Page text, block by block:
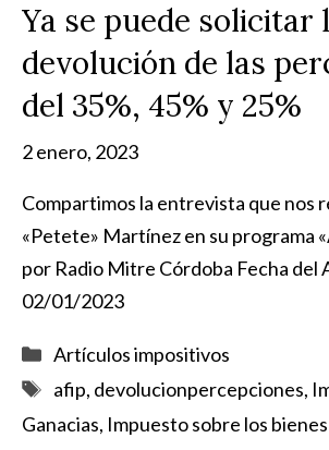
Ya se puede solicitar
devolución de las
del 35%, 45% y 25%
2 enero, 2023
Compartimos la entrevista que nos
«Petete» Martínez en su programa
por Radio Mitre Córdoba Fecha del
02/01/2023
Categorías
Artículos impositivos
Etiquetas
afip, devolucionpercepciones,
Ganacias, Impuesto sobre los